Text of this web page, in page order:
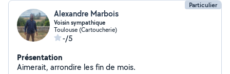
Particulier
Alexandre Marbois
Voisin sympathique
Toulouse (Cartoucherie)
-/5
Présentation
Aimerait, arrondire les fin de mois.